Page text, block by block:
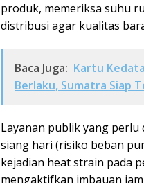
produk, memeriksa suhu
distribusi agar kualitas
Baca Juga: Kartu
Berlaku, Sumatra Siap
Layanan publik yang
siang hari (risiko beban
kejadian heat strain pada
mengaktifkan imbauan